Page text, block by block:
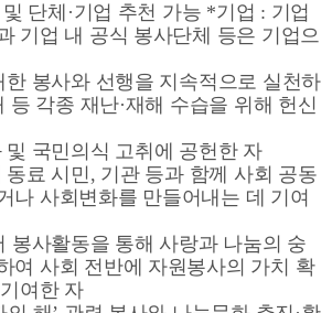
단체·기업 추천 가능 *기업 : 기업
기업 내 공식 봉사단체 등은 기업으
봉사와 선행을 지속적으로 실천하
등 각종 재난·재해 수습을 위해 헌신
국민의식 고취에 공헌한 자
료 시민, 기관 등과 함께 사회 공동
나 사회변화를 만들어내는 데 기여
봉사활동을 통해 사랑과 나눔의 숭
여 사회 전반에 자원봉사의 가치 확
여한 자